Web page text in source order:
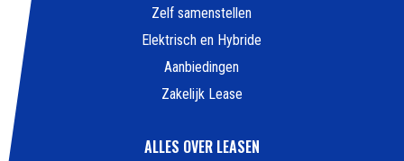
Zelf samenstellen
Elektrisch en Hybride
Aanbiedingen
Zakelijk Lease
ALLES OVER LEASEN